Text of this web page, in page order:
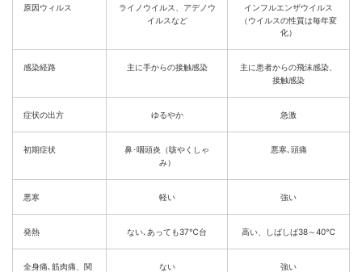
原因ウィルス
ライノウイルス、アデノウ
イルスなど
インフルエンザウイルス
（ウイルスの性質は毎年変
化）
感染経路 主に手からの接触感染
主に患者からの飛沫感染、
接触感染
症状の出方 ゆるやか 急激
初期症状
鼻･咽頭炎（咳やくしゃ
み）
悪寒､頭痛
悪寒 軽い 強い
発熱 ない､あっても37℃台 高い、しばしば38～40℃
全身痛､筋肉痛、関
ない 強い